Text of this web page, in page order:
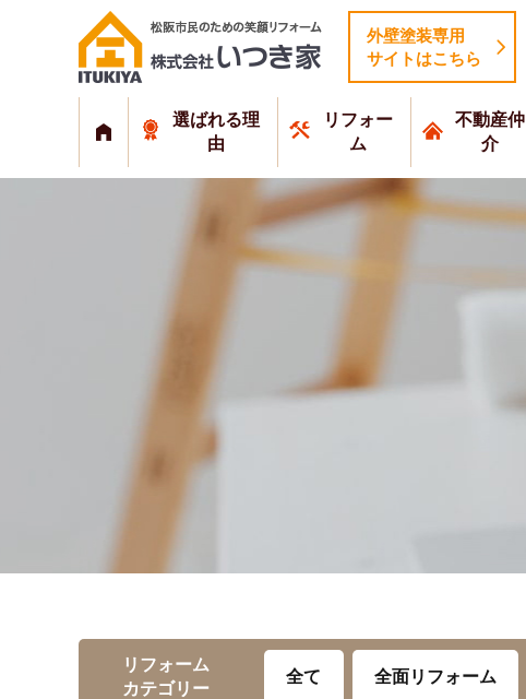
外壁塗装専用
サイトはこちら
選ばれる理
由
リフォー
ム
不動産仲
介
リフォーム
カテゴリー
全て 全面リフォーム